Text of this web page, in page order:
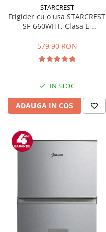
STARCREST
Frigider cu o usa STARCREST
SF-660WHT, Clasa E,
579,90 RON
IN STOC
ADAUGA IN COS